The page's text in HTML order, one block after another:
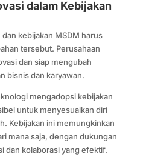
dalam Kebijakan
kebijakan MSDM harus
tersebut. Perusahaan
dan siap mengubah
bisnis dan karyawan.
mengadopsi kebijakan
untuk menyesuaikan diri
Kebijakan ini memungkinkan
mana saja, dengan dukungan
dan kolaborasi yang efektif.